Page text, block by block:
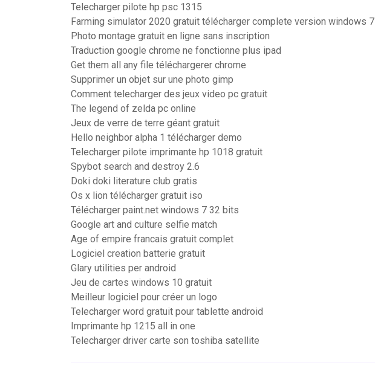
Telecharger pilote hp psc 1315
Farming simulator 2020 gratuit télécharger complete version windows 7
Photo montage gratuit en ligne sans inscription
Traduction google chrome ne fonctionne plus ipad
Get them all any file téléchargerer chrome
Supprimer un objet sur une photo gimp
Comment telecharger des jeux video pc gratuit
The legend of zelda pc online
Jeux de verre de terre géant gratuit
Hello neighbor alpha 1 télécharger demo
Telecharger pilote imprimante hp 1018 gratuit
Spybot search and destroy 2.6
Doki doki literature club gratis
Os x lion télécharger gratuit iso
Télécharger paint.net windows 7 32 bits
Google art and culture selfie match
Age of empire francais gratuit complet
Logiciel creation batterie gratuit
Glary utilities per android
Jeu de cartes windows 10 gratuit
Meilleur logiciel pour créer un logo
Telecharger word gratuit pour tablette android
Imprimante hp 1215 all in one
Telecharger driver carte son toshiba satellite